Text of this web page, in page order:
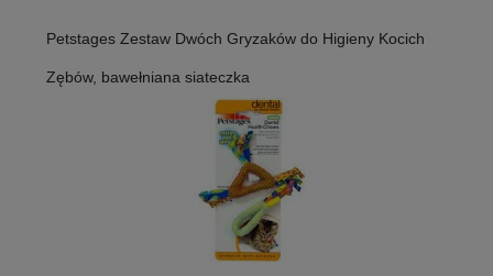
Petstages Zestaw Dwóch Gryzaków do Higieny Kocich
Zębów, bawełniana siateczka